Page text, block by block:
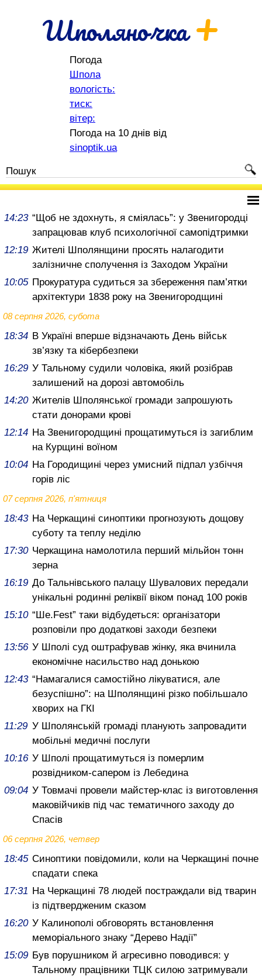
Шполяночка+
Погода
Шпола
вологість:
тиск:
вітер:
Погода на 10 днів від
sinoptik.ua
14:23 “Щоб не здохнуть, я сміялась”: у Звенигородці
запрацював клуб психологічної самопідтримки
12:19 Жителі Шполянщини просять налагодити
залізничне сполучення із Заходом України
10:05 Прокуратура судиться за збереження пам’ятки
архітектури 1838 року на Звенигородщині
08 серпня 2026, субота
18:34 В Україні вперше відзначають День військ
зв’язку та кібербезпеки
16:29 У Тальному судили чоловіка, який розібрав
залишений на дорозі автомобіль
14:20 Жителів Шполянської громади запрошують
стати донорами крові
12:14 На Звенигородщині прощатимуться із загиблим
на Курщині воїном
10:04 На Городищині через умисний підпал узбіччя
горів ліс
07 серпня 2026, п'ятниця
18:43 На Черкащині синоптики прогнозують дощову
суботу та теплу неділю
17:30 Черкащина намолотила перший мільйон тонн
зерна
16:19 До Тальнівського палацу Шувалових передали
унікальні родинні реліквії віком понад 100 років
15:10 “Ше.Fest” таки відбудеться: організатори
розповіли про додаткові заходи безпеки
13:56 У Шполі суд оштрафував жінку, яка вчинила
економічне насильство над донькою
12:43 “Намагалися самостійно лікуватися, але
безуспішно”: на Шполянщині різко побільшало
хворих на ГКІ
11:29 У Шполянській громаді планують запровадити
мобільні медичні послуги
10:16 У Шполі прощатимуться із померлим
розвідником-сапером із Лебедина
09:04 У Товмачі провели майстер-клас із виготовлення
маковійчиків під час тематичного заходу до
Спасів
06 серпня 2026, четвер
18:45 Синоптики повідомили, коли на Черкащині почне
спадати спека
17:31 На Черкащині 78 людей постраждали від тварин
із підтвердженим сказом
16:20 У Калинополі обговорять встановлення
меморіального знаку “Дерево Надії”
15:09 Був порушником й агресивно поводився: у
Тальному працівники ТЦК силою затримували